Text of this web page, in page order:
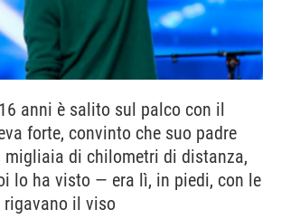
anni è salito sul palco con il
forte, convinto che suo padre
migliaia di chilometri di distanza,
lo ha visto — era lì, in piedi, con le
il viso